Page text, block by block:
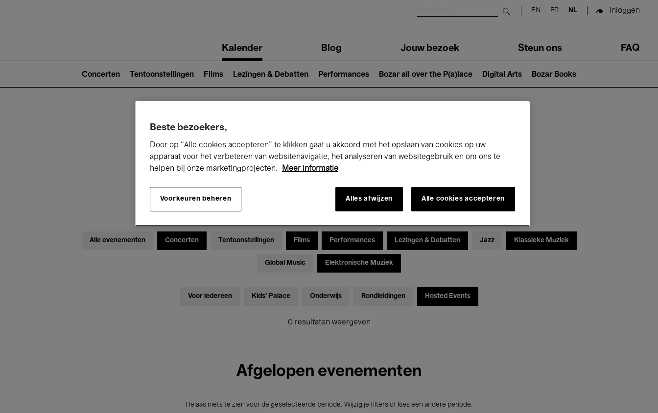
Submit search
EN FR NL Inloggen
navigationKalender Blog Jouw bezoek Steun ons FAQ
2)
Concerten Tentoonstellingen Films Lezingen & Debatten Performances Bozar all over the P(a)lace Digital Arts Bozar Books
Nu bij Bozar
Dinsdag 13 - Woensdag 21 Januari 2026
Alle evenementen Concerten Tentoonstellingen Films Performances Lezingen & Debatten Jazz Klassieke Muziek
Global Music Elektronische Muziek
Voor iedereen Kids’ Palace Onderwijs Rondleidingen Hosted Events
0 resultaten weergeven
Afgelopen evenementen
Helaas niets te zien voor de geselecteerde periode. Wijzig je filters of kies een andere periode.
Beste bezoekers,
Door op “Alle cookies accepteren” te klikken gaat u akkoord met het opslaan van cookies op uw
apparaat voor het verbeteren van websitenavigatie, het analyseren van websitegebruik en om ons te
helpen bij onze marketingprojecten.
Meer informatie
Voorkeuren beheren Alles afwijzen Alle cookies accepteren